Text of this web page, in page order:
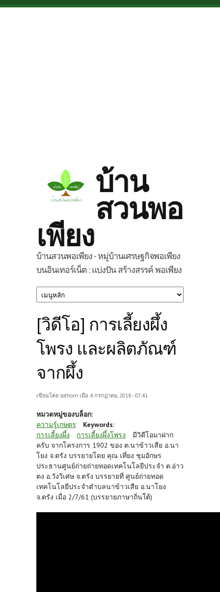
Skip to main content
บ้าน
สวนพอ
เพียง
บ้านสวนพอเพียง - หมู่บ้านเศรษฐกิจพอเพียง
บนอินเทอร์เน็ต : แบ่งปัน สร้างสรรค์ พอเพียง
[วิดีโอ] การเลี้ยงผึ้ง
โพรง และผลิตภัณฑ์
จากผึ้ง
เขียนโดย sothorn เมื่อ 4 กรกฎาคม, 2018 - 07:41
หมวดหมู่ของบล็อก:
ความรู้เกษตร
Keywords:
การเลี้ยงผึ้ง
การเลี้ยงผึ้งโพรง
มีวิดีโอมาฝาก
ครับ จากโครงการ 1902 ของ ต.นาข้าวเสีย อ.นา
โยง จ.ตรัง บรรยายโดย คุณ เที่ยง ชุมอักษร
ประธานศูนย์ถ่ายถ่ายทอดเทคโนโลยีประจำ ต.อ่าว
ตง อ.วังวิเศษ จ.ตรัง บรรยายที่ ศูนย์ถ่ายทอด
เทคโนโลยีประจำตำบลนาข้าวเสีย อ.นาโยง
จ.ตรัง เมื่อ 2/7/61 (บรรยายภาษาถิ่นใต้)